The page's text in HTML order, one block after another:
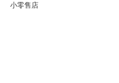
小零售店